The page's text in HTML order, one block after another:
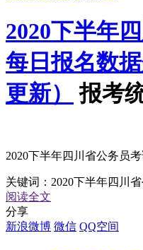
2020下半年
每日报名数
更新）
报考
2020下半年四川省公务员
关键词： 2020下半年四川
阅读全文
分享
新浪微博 微信 QQ空间